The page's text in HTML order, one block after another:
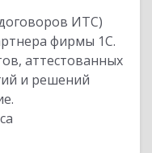
ИТС)
фирмы 1С.
аттестованных
и решений